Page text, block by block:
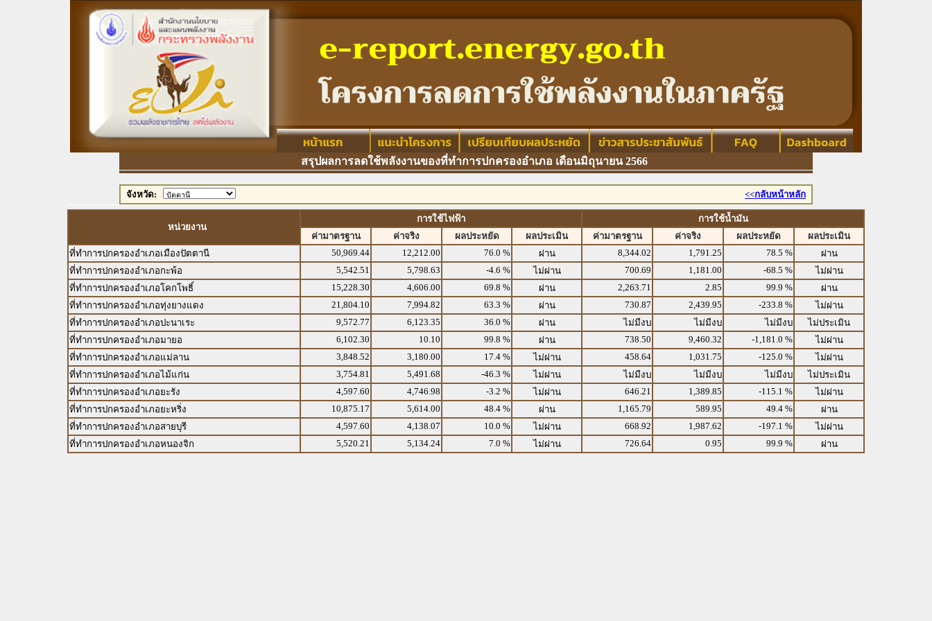
สรุปผลการลดใช้พลังงานของที่ทำการปกครองอำเภอ เดือนมิถุนายน 2566
จังหวัด: <<กลับหน้าหลัก
หน่วยงาน
การใช้ไฟฟ้า
การใช้น้ำมัน
ค่ามาตรฐาน
ค่าจริง ผลประหยัด ผลประเมิน ค่ามาตรฐาน ค่าจริง ผลประหยัด
ผลประเมิน
ที่ทำการปกครองอำเภอเมืองปัตตานี
50,969.44 12,212.00 76.0 % ผ่าน 8,344.02 1,791.25 78.5 %
ผ่าน
ที่ทำการปกครองอำเภอกะพ้อ
5,542.51 5,798.63 -4.6 % ไม่ผ่าน 700.69 1,181.00 -68.5 %
ไม่ผ่าน
ที่ทำการปกครองอำเภอโคกโพธิ์
15,228.30 4,606.00 69.8 % ผ่าน 2,263.71 2.85 99.9 %
ผ่าน
ที่ทำการปกครองอำเภอทุ่งยางแดง
21,804.10 7,994.82 63.3 % ผ่าน 730.87 2,439.95 -233.8 %
ไม่ผ่าน
ที่ทำการปกครองอำเภอปะนาเระ
9,572.77 6,123.35 36.0 % ผ่าน ไม่มีงบ ไม่มีงบ ไม่มีงบ
ไม่ประเมิน
ที่ทำการปกครองอำเภอมายอ
6,102.30 10.10 99.8 % ผ่าน 738.50 9,460.32 -1,181.0 %
ไม่ผ่าน
ที่ทำการปกครองอำเภอแม่ลาน
3,848.52 3,180.00 17.4 % ไม่ผ่าน 458.64 1,031.75 -125.0 %
ไม่ผ่าน
ที่ทำการปกครองอำเภอไม้แก่น
3,754.81 5,491.68 -46.3 % ไม่ผ่าน ไม่มีงบ ไม่มีงบ ไม่มีงบ
ไม่ประเมิน
ที่ทำการปกครองอำเภอยะรัง
4,597.60 4,746.98 -3.2 % ไม่ผ่าน 646.21 1,389.85 -115.1 %
ไม่ผ่าน
ที่ทำการปกครองอำเภอยะหริ่ง
10,875.17 5,614.00 48.4 % ผ่าน 1,165.79 589.95 49.4 %
ผ่าน
ที่ทำการปกครองอำเภอสายบุรี
4,597.60 4,138.07 10.0 % ไม่ผ่าน 668.92 1,987.62 -197.1 %
ไม่ผ่าน
ที่ทำการปกครองอำเภอหนองจิก
5,520.21 5,134.24 7.0 % ไม่ผ่าน 726.64 0.95 99.9 % ผ่าน